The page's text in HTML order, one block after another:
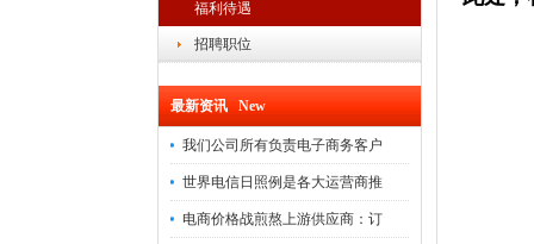
福利待遇
招聘职位
最新资讯 New
我们公司所有负责电子商务客户
世界电信日照例是各大运营商推
电商价格战煎熬上游供应商：订